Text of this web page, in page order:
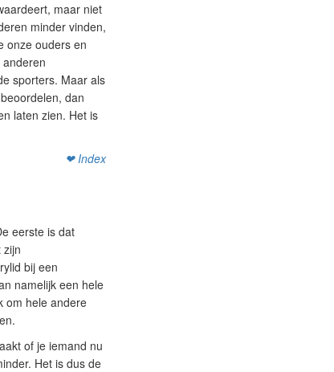
maar niet
minder vinden,
onze ouders en
sporters. Maar als
dan
laten zien. Het is
❤ Index
eerste is dat
zijn
bij een
namelijk een hele
om hele andere
of je iemand nu
Het is dus de